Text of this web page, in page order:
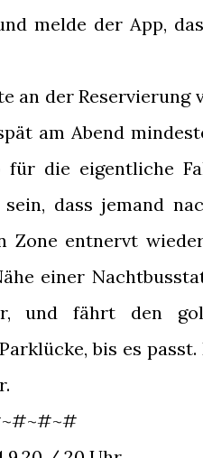
melde der App,
an der
am Abend
für die eigentliche
sein, dass jemand
Zone entnervt
einer
und fährt den
bis es